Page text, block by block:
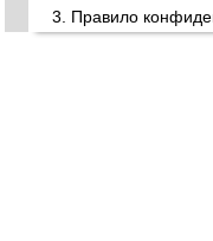
3. Правило